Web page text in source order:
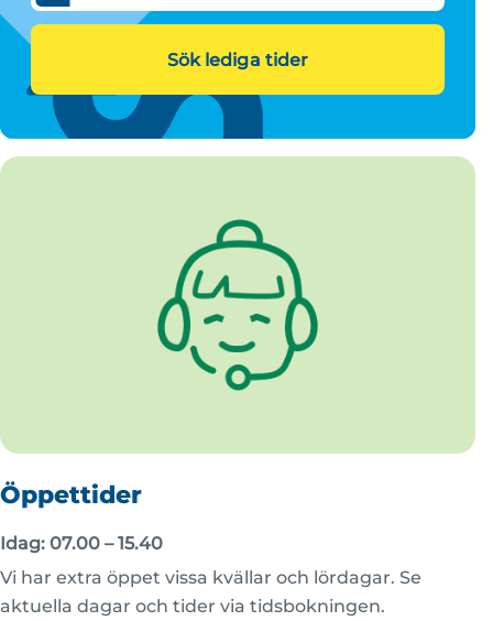
Sök lediga tider
Öppettider
Idag: 07.00 – 15.40
Vi har extra öppet vissa kvällar och lördagar. Se
aktuella dagar och tider via tidsbokningen.